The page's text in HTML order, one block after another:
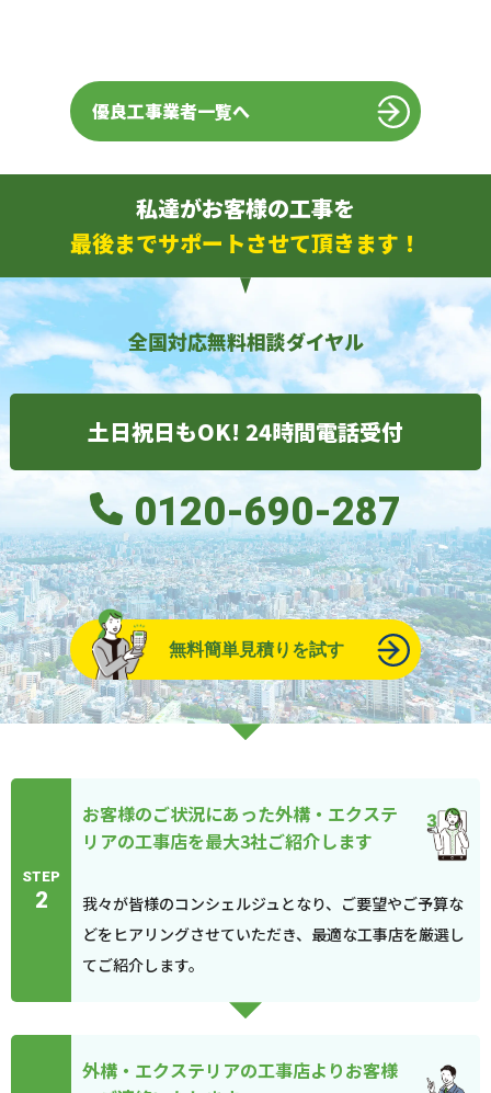
優良工事業者一覧へ
私達がお客様の工事を
最後までサポートさせて頂きます！
全国対応無料相談ダイヤル
土日祝日もOK! 24時間電話受付
0120-690-287
無料簡単見積りを試す
STEP
2
お客様のご状況にあった外構・エクステ
リアの工事店を最大3社ご紹介します
我々が皆様のコンシェルジュとなり、ご要望やご予算な
どをヒアリングさせていただき、最適な工事店を厳選し
てご紹介します。
外構・エクステリアの工事店よりお客様